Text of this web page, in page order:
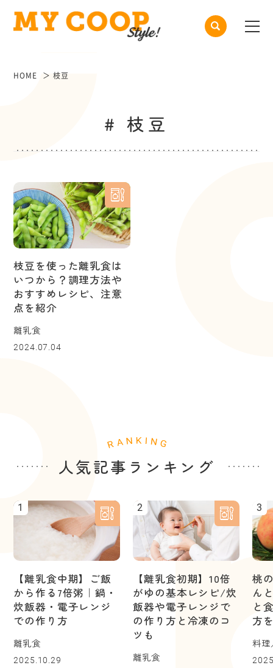
HOME 枝豆
# 枝豆
枝豆を使った離乳食は
いつから？調理方法や
おすすめレシピ、注意
点を紹介
離乳食
2024.07.04
人気記事ランキング
1
【離乳食中期】ご飯
から作る7倍粥｜鍋・
炊飯器・電子レンジ
での作り方
離乳食
2025.10.29
2
【離乳食初期】10倍
がゆの基本レシピ/炊
飯器や電子レンジで
の作り方と冷凍のコ
ツも
離乳食
3
桃
ん
と
方
料